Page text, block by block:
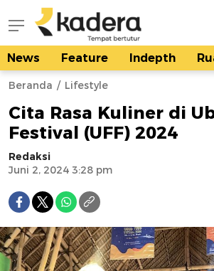
kadera.id
Tempat bertutur
News Feature Indepth
Beranda Lifestyle
Cita Rasa Kuliner di
Festival (UFF) 2024
Redaksi
Juni 2, 2024 3:28 pm